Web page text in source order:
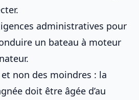
.
administratives pour
un bateau à moteur
non des moindres : la
doit être âgée d’au